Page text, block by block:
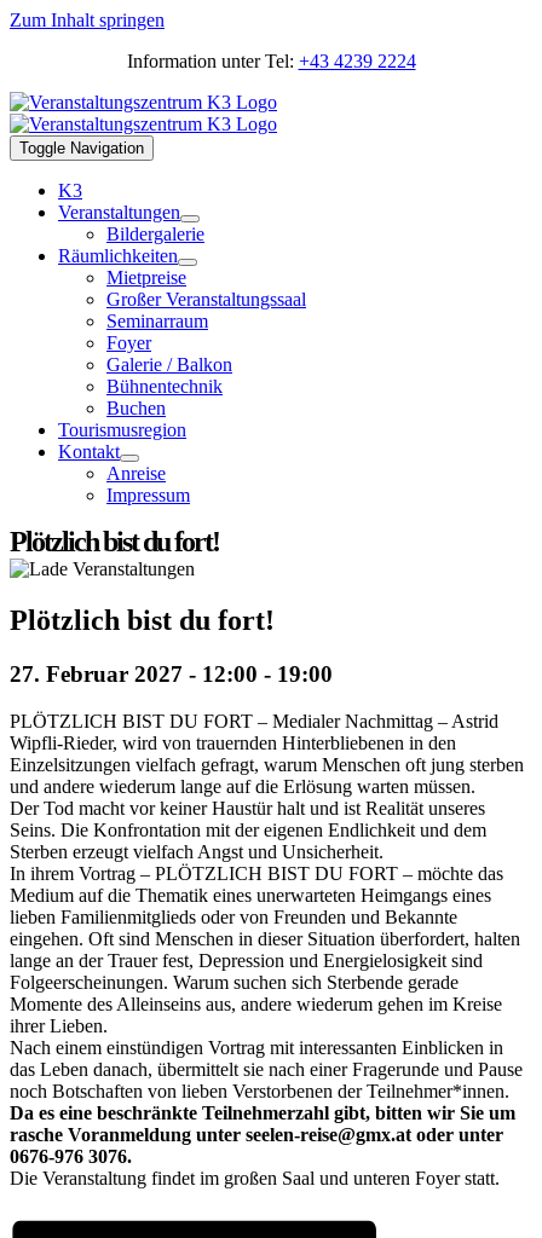
Zum Inhalt springen
Information unter Tel: +43 4239 2224
Toggle Navigation
K3
Veranstaltungen
Bildergalerie
Räumlichkeiten
Mietpreise
Großer Veranstaltungssaal
Seminarraum
Foyer
Galerie / Balkon
Bühnentechnik
Buchen
Tourismusregion
Kontakt
Anreise
Impressum
Plötzlich bist du fort!
Plötzlich bist du fort!
27. Februar 2027 - 12:00 - 19:00
PLÖTZLICH BIST DU FORT – Medialer Nachmittag – Astrid
Wipfli-Rieder, wird von trauernden Hinterbliebenen in den
Einzelsitzungen vielfach gefragt, warum Menschen oft jung sterben
und andere wiederum lange auf die Erlösung warten müssen.
Der Tod macht vor keiner Haustür halt und ist Realität unseres
Seins. Die Konfrontation mit der eigenen Endlichkeit und dem
Sterben erzeugt vielfach Angst und Unsicherheit.
In ihrem Vortrag – PLÖTZLICH BIST DU FORT – möchte das
Medium auf die Thematik eines unerwarteten Heimgangs eines
lieben Familienmitglieds oder von Freunden und Bekannte
eingehen. Oft sind Menschen in dieser Situation überfordert, halten
lange an der Trauer fest, Depression und Energielosigkeit sind
Folgeerscheinungen. Warum suchen sich Sterbende gerade
Momente des Alleinseins aus, andere wiederum gehen im Kreise
ihrer Lieben.
Nach einem einstündigen Vortrag mit interessanten Einblicken in
das Leben danach, übermittelt sie nach einer Fragerunde und Pause
noch Botschaften von lieben Verstorbenen der Teilnehmer*innen.
Da es eine beschränkte Teilnehmerzahl gibt, bitten wir Sie um
rasche Voranmeldung unter seelen-reise@gmx.at oder unter
0676-976 3076.
Die Veranstaltung findet im großen Saal und unteren Foyer statt.